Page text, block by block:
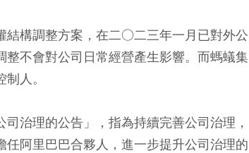
結構調整方案，在二○二三年一月已對外公
不會對公司日常經營產生影響。而螞蟻集
人。
治理的公告」，指為持續完善公司治理，
阿里巴巴合夥人，進一步提升公司治理的